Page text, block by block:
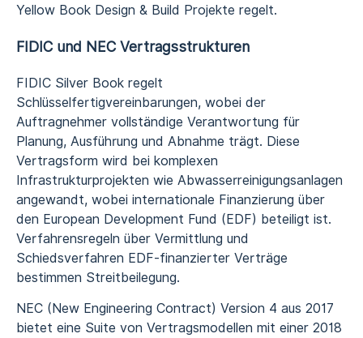
Yellow Book Design & Build Projekte regelt.
FIDIC und NEC Vertragsstrukturen
FIDIC Silver Book regelt
Schlüsselfertigvereinbarungen, wobei der
Auftragnehmer vollständige Verantwortung für
Planung, Ausführung und Abnahme trägt. Diese
Vertragsform wird bei komplexen
Infrastrukturprojekten wie Abwasserreinigungsanlagen
angewandt, wobei internationale Finanzierung über
den European Development Fund (EDF) beteiligt ist.
Verfahrensregeln über Vermittlung und
Schiedsverfahren EDF-finanzierter Verträge
bestimmen Streitbeilegung.
NEC (New Engineering Contract) Version 4 aus 2017
bietet eine Suite von Vertragsmodellen mit einer 2018